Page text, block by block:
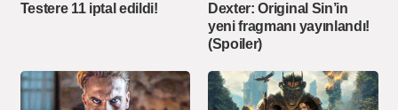
Testere 11 iptal edildi!
Dexter: Original Sin’in
yeni fragmanı yayınlandı!
(Spoiler)